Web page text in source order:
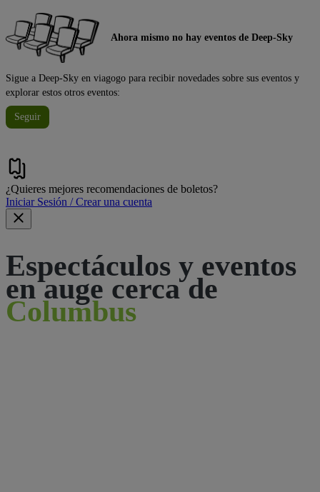
Ahora mismo no hay eventos de Deep-Sky
Sigue a Deep-Sky en viagogo para recibir novedades sobre sus eventos y
explorar estos otros eventos:
Seguir
¿Quieres mejores recomendaciones de boletos?
Iniciar Sesión / Crear una cuenta
Espectáculos y eventos
en auge cerca de
Columbus